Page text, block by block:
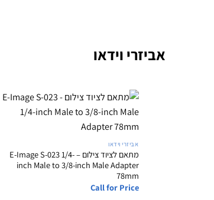
אביזרי וידאו
אביזרי וידאו
מתאם לציוד צילום – E-Image S-023 1/4-
inch Male to 3/8-inch Male Adapter
78mm
Call for Price